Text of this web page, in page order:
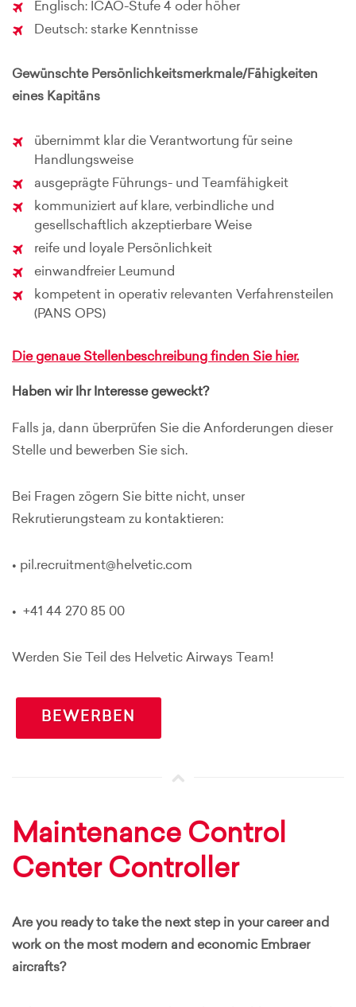
Englisch: ICAO-Stufe 4 oder höher
Deutsch: starke Kenntnisse
Gewünschte Persönlichkeitsmerkmale/Fähigkeiten
eines Kapitäns
übernimmt klar die Verantwortung für seine
Handlungsweise
ausgeprägte Führungs- und Teamfähigkeit
kommuniziert auf klare, verbindliche und
gesellschaftlich akzeptierbare Weise
reife und loyale Persönlichkeit
einwandfreier Leumund
kompetent in operativ relevanten Verfahrensteilen
(PANS OPS)
Die genaue Stellenbeschreibung finden Sie hier.
Haben wir Ihr Interesse geweckt?
Falls ja, dann überprüfen Sie die Anforderungen dieser
Stelle und bewerben Sie sich.
Bei Fragen zögern Sie bitte nicht, unser
Rekrutierungsteam zu kontaktieren:
• pil.recruitment@helvetic.com
• +41 44 270 85 00
Werden Sie Teil des Helvetic Airways Team!
BEWERBEN
Maintenance Control
Center Controller
Are you ready to take the next step in your career and
work on the most modern and economic Embraer
aircrafts?